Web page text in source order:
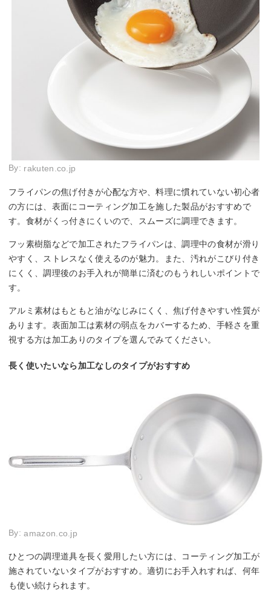
By: rakuten.co.jp
フライパンの焦げ付きが心配な方や、料理に慣れていない初心者
の方には、表面にコーティング加工を施した製品がおすすめで
す。食材がくっ付きにくいので、スムーズに調理できます。
フッ素樹脂などで加工されたフライパンは、調理中の食材が滑り
やすく、ストレスなく使えるのが魅力。また、汚れがこびり付き
にくく、調理後のお手入れが簡単に済むのもうれしいポイントで
す。
アルミ素材はもともと油がなじみにくく、焦げ付きやすい性質が
あります。表面加工は素材の弱点をカバーするため、手軽さを重
視する方は加工ありのタイプを選んでみてください。
長く使いたいなら加工なしのタイプがおすすめ
By:amazon.co.jp
ひとつの調理道具を長く愛用したい方には、コーティング加工が
施されていないタイプがおすすめ。適切にお手入れすれば、何年
も使い続けられます。